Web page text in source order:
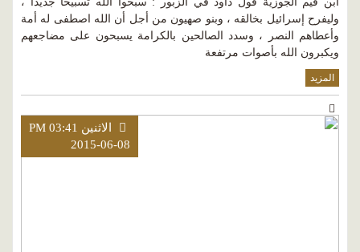
وليفرح إسرائيل بخالقه ، وبنو صهيون من أجل أن الله اصطفى له أمة
وأعطاهم النصر ، وسدد الصالحين بالكرامة يسبحون على مضاجعهم
ويكبرون الله بأصوات مرتفعة
المزيد
الاثنين PM 03:41
2015-06-08